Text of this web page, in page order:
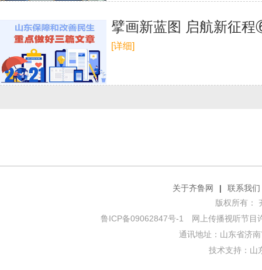
擘画新蓝图 启航新征
[详细]
关于齐鲁网 |
联系我们
版权所有：
鲁ICP备09062847号-1
网上传播视听节目
通讯地址：山东省济
技术支持： 山